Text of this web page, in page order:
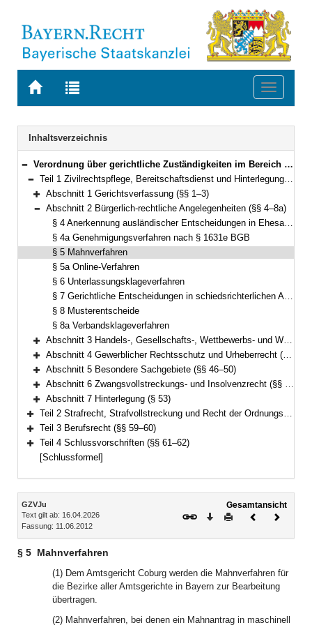
Zur
BAYERN.RECHT
Zur
letzten
Suche
Toggle
Navigation
Inhaltsverzeichnis
Bereich reduzieren
Verordnung über gerichtliche Zuständigkeiten im Bereich des Staatsministeriums der Justiz (Gerichtliche Zuständigkeitsverordnung Justiz – GZVJu) Vom 11. Juni 2012 (GVBl. S. 295) BayRS 300-3-1-J (§§ 1–62)
Bereich reduzieren
Teil 1 Zivilrechtspflege, Bereitschaftsdienst und Hinterlegung (§§ 1–53)
Bereich erweitern
Abschnitt 1 Gerichtsverfassung (§§ 1–3)
Bereich reduzieren
Abschnitt 2 Bürgerlich-rechtliche Angelegenheiten (§§ 4–8a)
§ 4 Anerkennung ausländischer Entscheidungen in Ehesachen
§ 4a Genehmigungsverfahren nach § 1631e BGB
§ 5 Mahnverfahren
§ 5a Online-Verfahren
§ 6 Unterlassungsklageverfahren
§ 7 Gerichtliche Entscheidungen in schiedsrichterlichen Angelegenheiten
§ 8 Musterentscheide
§ 8a Verbandsklageverfahren
Bereich erweitern
Abschnitt 3 Handels-, Gesellschafts-, Wettbewerbs- und Wertpapierrecht (§§ 9–37)
Bereich erweitern
Abschnitt 4 Gewerblicher Rechtsschutz und Urheberrecht (§§ 38–45a)
Bereich erweitern
Abschnitt 5 Besondere Sachgebiete (§§ 46–50)
Bereich erweitern
Abschnitt 6 Zwangsvollstreckungs- und Insolvenzrecht (§§ 51–52)
Bereich erweitern
Abschnitt 7 Hinterlegung (§ 53)
Bereich erweitern
Teil 2 Strafrecht, Strafvollstreckung und Recht der Ordnungswidrigkeiten (§§ 54–58)
Bereich erweitern
Teil 3 Berufsrecht (§§ 59–60)
Bereich erweitern
Teil 4 Schlussvorschriften (§§ 61–62)
[Schlussformel]
Inhalt
GZVJu
Text gilt ab: 16.04.2026
Fassung: 11.06.2012
Gesamtansicht
Download
DruckenVorheriges
§ 5 Mahnverfahren
(1) Dem Amtsgericht Coburg werden die Mahnverfahren für
die Bezirke aller Amtsgerichte in Bayern zur Bearbeitung
übertragen.
(2) Mahnverfahren, bei denen ein Mahnantrag in maschinell